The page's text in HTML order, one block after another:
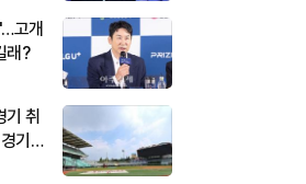
고개
래?
취
기